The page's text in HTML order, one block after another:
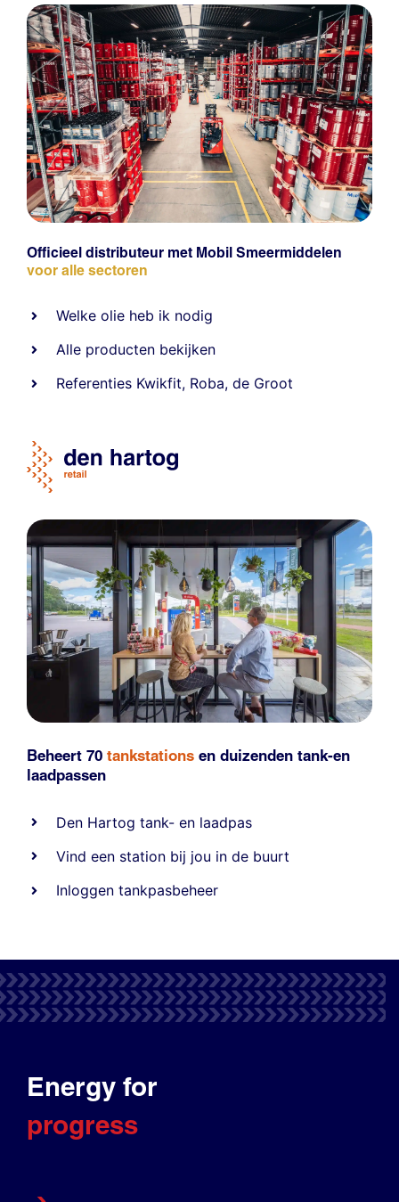
Officieel distributeur met Mobil Smeermiddelen
voor alle sectoren
Welke olie heb ik nodig
Alle producten bekijken
Referenties Kwikfit, Roba,de Groot
Beheert 70 tankstations en duizenden tank-en
laadpassen
Den Hartog tank- en laadpas
Vind een station bij jou in de buurt
Inloggen tankpasbeheer
Energy for
progress